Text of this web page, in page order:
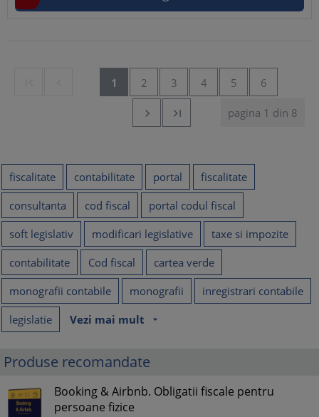
1 2 3 4 5 6
pagina 1 din 8


fiscalitate contabilitate portal
fiscalitate
consultanta
cod fiscal
portal codul fiscal
soft legislativ
modificari legislative
taxe si impozite
contabilitate
Cod fiscal
cartea verde
monografii contabile
monografii
inregistrari contabile
legislatie
Vezi mai mult arrow_drop_down
Produse recomandate
Booking & Airbnb. Obligatii fiscale pentru
persoane fizice